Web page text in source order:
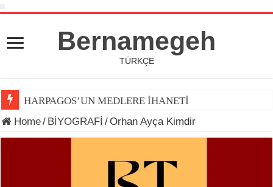
Bernamegeh
TÜRKÇE
HARPAGOS’UN MEDLERE İHANETİ
Home/ BİYOGRAFİ /Orhan Ayça Kimdir